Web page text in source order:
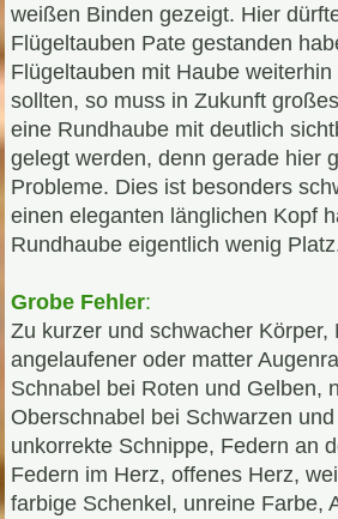
weißen Binden gezeigt. Hier
Flügeltauben Pate gestanden
Flügeltauben mit Haube
sollten, so muss in Zukunft
eine Rundhaube mit deutlich
gelegt werden, denn gerade hier
Probleme. Dies ist besonders
einen eleganten länglichen Kopf
Rundhaube eigentlich wenig
Grobe Fehler:
Zu kurzer und schwacher Körper,
angelaufener oder matter
Schnabel bei Roten und Gelben,
Oberschnabel bei Schwarzen
unkorrekte Schnippe, Federn an
Federn im Herz, offenes Herz,
farbige Schenkel, unreine Farbe,